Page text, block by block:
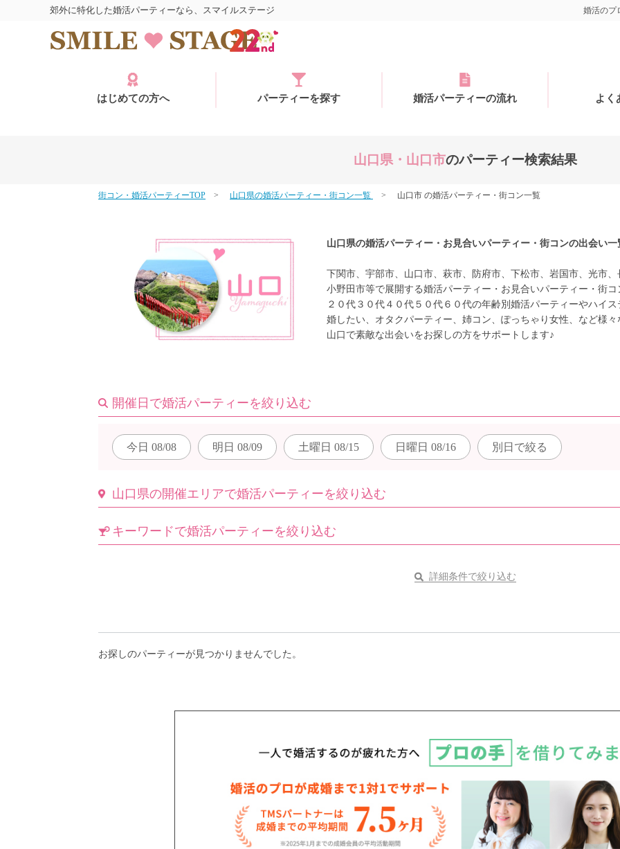
はじめての方へ
今週の婚活パーティー
郊外に特化した婚活パーティーなら、スマイルステージ 婚活のプ
はじめての方へ パーティーを探す 婚活パーティーの流れ よく
山口県・山口市のパーティー検索結果
街コン・婚活パーティーTOP 山口県の婚活パーティー・街コン一覧 山口市 の婚活パーティー・街コン一覧
山口県の婚活パーティー・お見合いパーティー・街コンの出会い一
下関市、宇部市、山口市、萩市、防府市、下松市、岩国市、光市
小野田市等で展開する婚活パーティー・お見合いパーティー・街コ
２０代３０代４０代５０代６０代の年齢別婚活パーティーやハイ
婚したい、オタクパーティー、姉コン、ぽっちゃり女性、など様々
山口で素敵な出会いをお探しの方をサポートします♪
開催日で婚活パーティーを絞り込む
今日 08/08 明日 08/09 土曜日 08/15 日曜日 08/16 別日で絞る
山口県の開催エリアで婚活パーティーを絞り込む
キーワードで婚活パーティーを絞り込む
詳細条件で絞り込む
お探しのパーティーが見つかりませんでした。